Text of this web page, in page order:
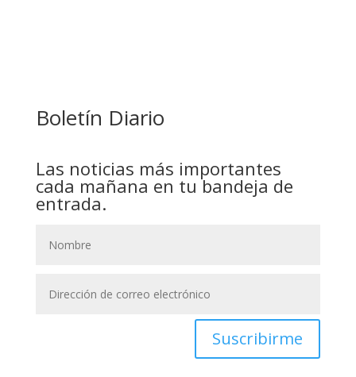
Boletín Diario
Las noticias más importantes
cada mañana en tu bandeja de
entrada.
Suscribirme